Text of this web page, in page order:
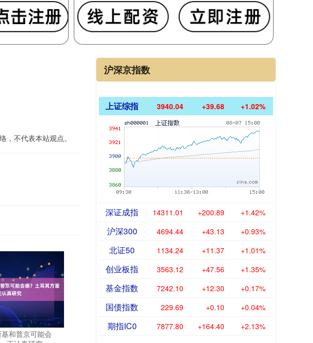
，不代表本站观点。
和普京可能会
沪深京指数
上证综指 3940.04 +39.68 +1.02%
深证成指 14311.01 +200.89 +1.42%
沪深300 4694.44 +43.13 +0.93%
北证50 1134.24 +11.37 +1.01%
创业板指 3563.12 +47.56 +1.35%
基金指数 7242.10 +12.30 +0.17%
国债指数 229.69 +0.10 +0.04%
期指IC0 7877.80 +164.40 +2.13%